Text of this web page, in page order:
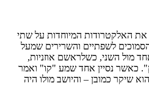
את האלקטרודות המיוחדות על שתי
לשפתיים והשרירים שמעל
מול השני, כשלראשם אוזניות,
כאשר נסיין אחד שמע "קו" ואמר
שיקר כמובן – והיושב מולו היה